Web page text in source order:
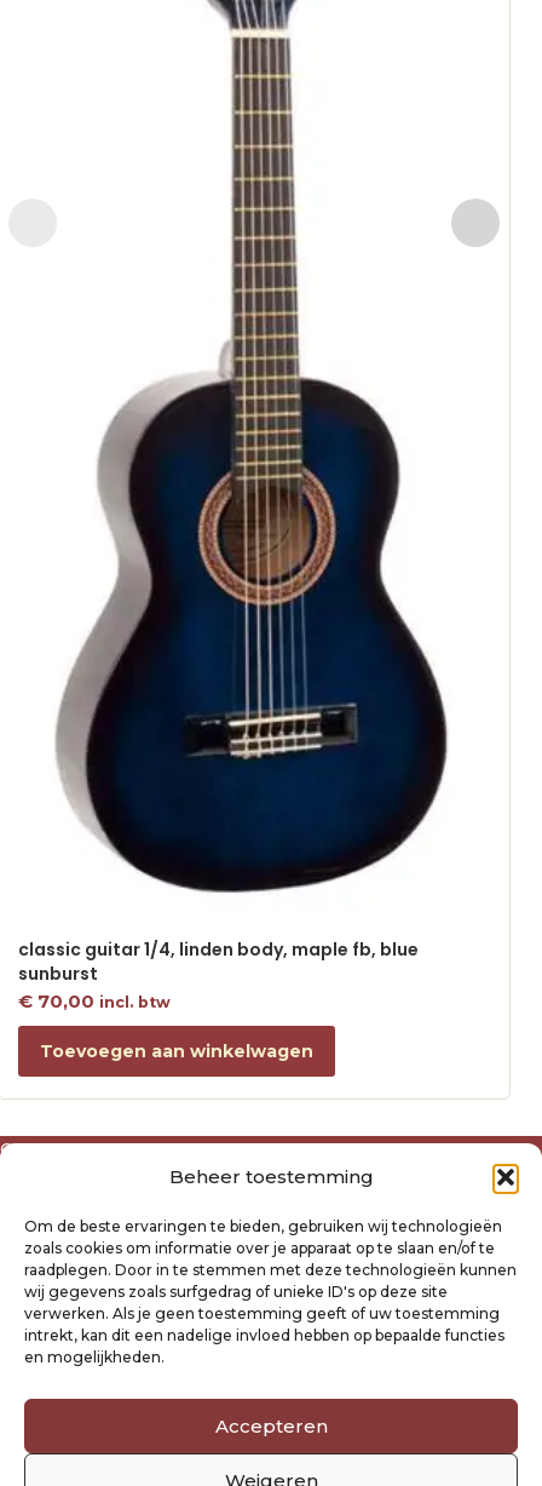
Beheer toestemming
Om de beste ervaringen te bieden, gebruiken wij technologieën
zoals cookies om informatie over je apparaat op te slaan en/of te
raadplegen. Door in te stemmen met deze technologieën kunnen
wij gegevens zoals surfgedrag of unieke ID's op deze site
verwerken. Als je geen toestemming geeft of uw toestemming
intrekt, kan dit een nadelige invloed hebben op bepaalde functies
en mogelijkheden.
Accepteren
Weigeren
classic guitar 1/4, linden body, maple fb, blue
sunburst
€70,00 incl. btw
Toevoegen aan winkelwagen
Over ons
Algemene voorwaarden
Privacyverklaring Raysland
Cookiebeleid
Mijn account
Klantenservice
Verzending- en retourbeleid